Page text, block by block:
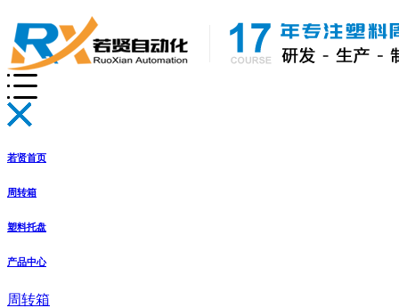
若贤首页
周转箱
塑料托盘
产品中心
周转箱